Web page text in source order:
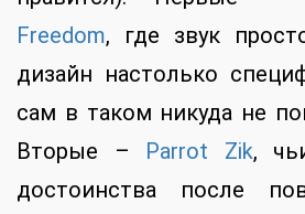
Freedom, где звук
дизайн настолько
сам в таком никуда не
Вторые –
Parrot Zik,
достоинства после